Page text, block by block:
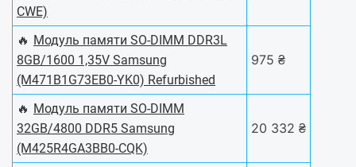
CWE)
🔥 Модуль памяти SO-DIMM DDR3L
8GB/1600 1,35V Samsung
(M471B1G73EB0-YK0) Refurbished
975 ₴
🔥 Модуль памяти SO-DIMM
32GB/4800 DDR5 Samsung
(M425R4GA3BB0-CQK)
20 332 ₴